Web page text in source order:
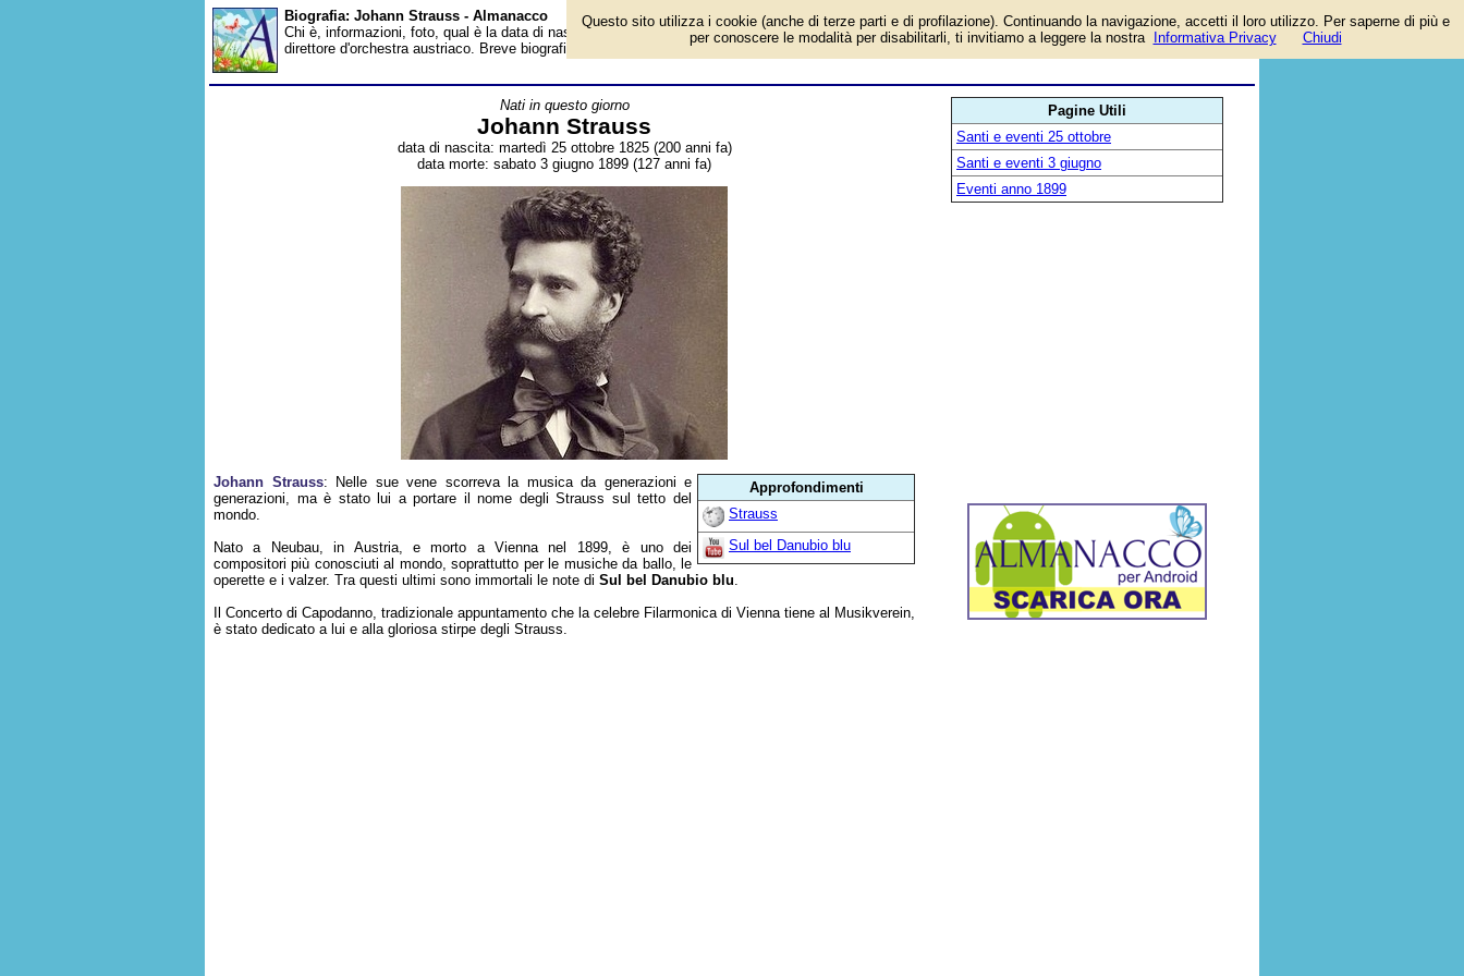
Biografia: Johann Strauss - Almanacco
Chi è, informazioni, foto, qual è la data di nascita, dove è nato, cosa ha fatto Johann Strauss, compositore e
direttore d'orchestra austriaco. Breve biografia. Voce dell'Almanacco.
Nati in questo giorno
Johann Strauss
data di nascita: martedì 25 ottobre 1825 (200 anni fa)
data morte: sabato 3 giugno 1899 (127 anni fa)
Approfondimenti
Strauss
Sul bel Danubio blu
Johann Strauss: Nelle sue vene scorreva la musica da generazioni e
generazioni, ma è stato lui a portare il nome degli Strauss sul tetto del
mondo.
Nato a Neubau, in Austria, e morto a Vienna nel 1899, è uno dei
compositori più conosciuti al mondo, soprattutto per le musiche da ballo, le
operette e i valzer. Tra questi ultimi sono immortali le note di Sul bel Danubio blu.
Il Concerto di Capodanno, tradizionale appuntamento che la celebre Filarmonica di Vienna tiene al Musikverein,
è stato dedicato a lui e alla gloriosa stirpe degli Strauss.
Pagine Utili
Santi e eventi 25 ottobre
Santi e eventi 3 giugno
Eventi anno 1899
Questo sito utilizza i cookie (anche di terze parti e di profilazione). Continuando la navigazione, accetti il loro utilizzo. Per saperne di più e
per conoscere le modalità per disabilitarli, ti invitiamo a leggere la nostra
Informativa Privacy Chiudi